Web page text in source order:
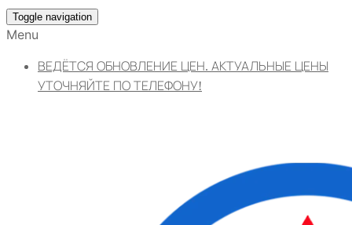
Toggle navigation
Menu
ВЕДЁТСЯ ОБНОВЛЕНИЕ ЦЕН. АКТУАЛЬНЫЕ ЦЕНЫ
УТОЧНЯЙТЕ ПО ТЕЛЕФОНУ!